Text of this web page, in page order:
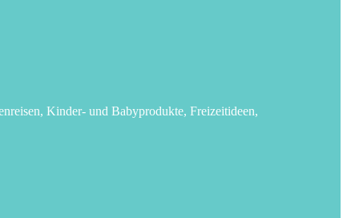
Kinder- und Babyprodukte, Freizeitideen,